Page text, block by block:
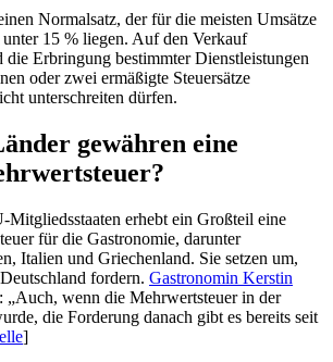
Normalsatz, der für die meisten Umsätze
15 % liegen. Auf den Verkauf
die Erbringung bestimmter Dienstleistungen
oder zwei ermäßigte Steuersätze
unterschreiten dürfen.
gewähren eine
erhebt ein Großteil eine
für die Gastronomie, darunter
Italien und Griechenland. Sie setzen um,
fordern. Gastronomin Kerstin
„Auch, wenn die Mehrwertsteuer in der
die Forderung danach gibt es bereits seit
]